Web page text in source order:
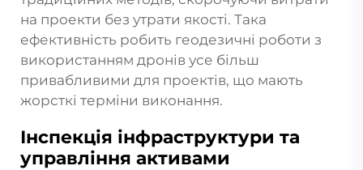
на проекти без утрати якості. Така
ефективність робить геодезичні роботи з
використанням дронів усе більш
привабливими для проектів, що мають
жорсткі терміни виконання.
Інспекція інфраструктури та
управління активами